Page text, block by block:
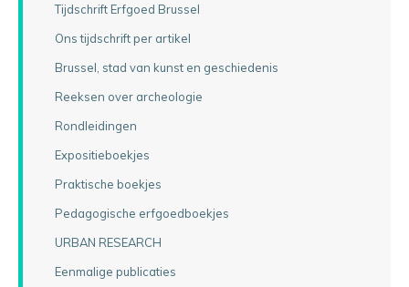
Tijdschrift Erfgoed Brussel
Ons tijdschrift per artikel
Brussel, stad van kunst en geschiedenis
Reeksen over archeologie
Rondleidingen
Expositieboekjes
Praktische boekjes
Pedagogische erfgoedboekjes
URBAN RESEARCH
Eenmalige publicaties